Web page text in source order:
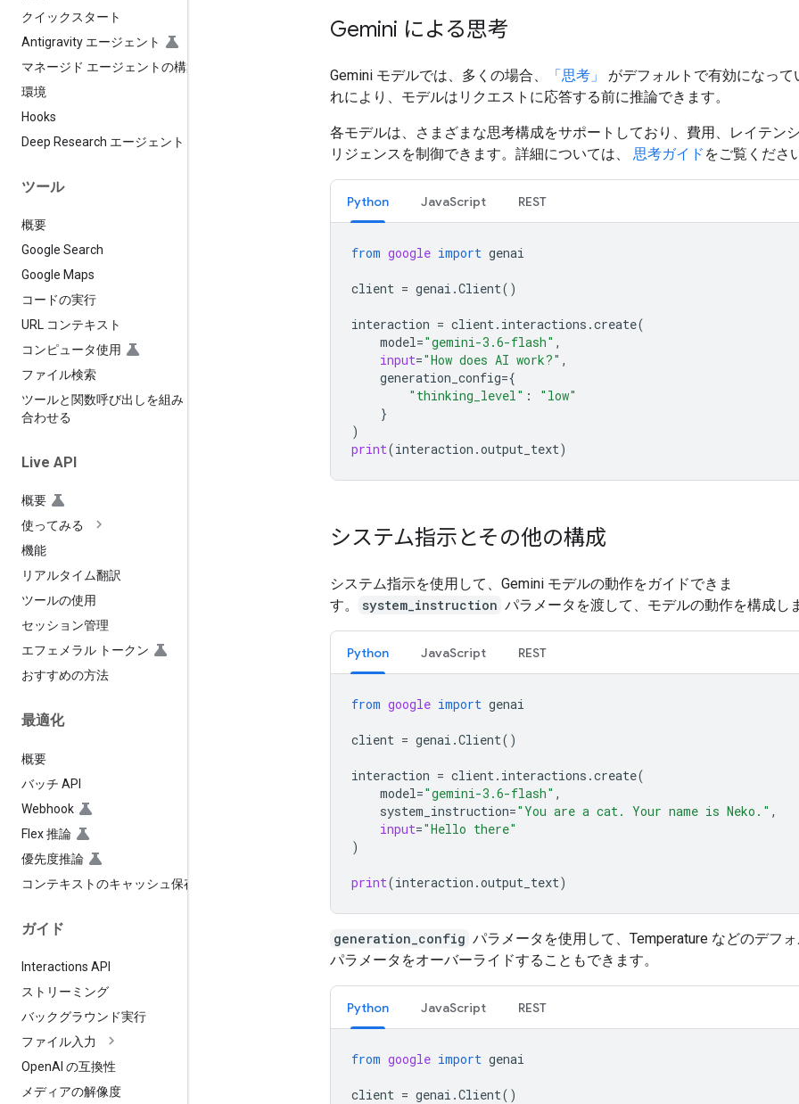
クイックスタート
Antigravity エージェント
マネージド エージェントの構築
環境
Hooks
Deep Research エージェント
ツール
概要
Google Search
Google Maps
コードの実行
URL コンテキスト
コンピュータ使用
ファイル検索
ツールと関数呼び出しを組み
合わせる
Live API
概要
使ってみる
機能
リアルタイム翻訳
ツールの使用
セッション管理
エフェメラル トークン
おすすめの方法
最適化
概要
バッチ API
Webhook
Flex 推論
優先度推論
コンテキストのキャッシュ保存
ガイド
Interactions API
ストリーミング
バックグラウンド実行
ファイル入力
OpenAI の互換性
メディアの解像度
Gemini による思考
Gemini モデルでは、多くの場合、 「思考」
がデフォルトで有効になって
れにより、モデルはリクエストに応答する前に推論できます。
各モデルは、さまざまな思考構成をサポートしており、費用、レイテン
リジェンスを制御できます。詳細については、 思考ガイド をご覧くださ
Python JavaScript REST
from google import genai
client = genai .Client()
interaction = client. interactions .create(
model="gemini-3.6-flash" ,
input="How does AI work?" ,
generation_config={
"thinking_level" :
"low"
}
)
print(interaction .output_text)
システム指示とその他の構成
システム指示を使用して、Gemini モデルの動作をガイドできま
す。
system_instruction パラメータを渡して、モデルの動作を構成し
Python JavaScript REST
from google import genai
client = genai .Client()
interaction = client. interactions .create(
model="gemini-3.6-flash" ,
system_instruction="You are a cat. Your name is Neko." ,
input="Hello there"
)
print(interaction .output_text)
generation_config パラメータを使用して、Temperature などのデフ
パラメータをオーバーライドすることもできます。
Python JavaScript REST
from google import genai
client = genai .Client()